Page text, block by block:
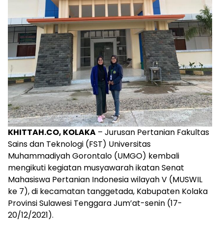
KHITTAH.CO, KOLAKA – Jurusan Pertanian Fakultas
Sains dan Teknologi (FST) Universitas
Muhammadiyah Gorontalo (UMGO) kembali
mengikuti kegiatan musyawarah ikatan Senat
Mahasiswa Pertanian Indonesia wilayah V (MUSWIL
ke 7), di kecamatan tanggetada, Kabupaten Kolaka
Provinsi Sulawesi Tenggara Jum’at-senin (17-
20/12/2021).